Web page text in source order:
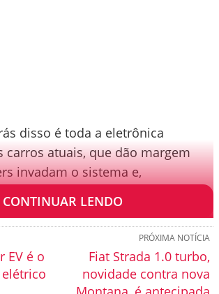
disso é toda a eletrônica
carros atuais, que dão margem
invadam o sistema e,
o seu automóvel.
CONTINUAR LENDO
PRÓXIMA NOTÍCIA
Fiat Strada 1.0 turbo,
novidade contra nova
EV é o